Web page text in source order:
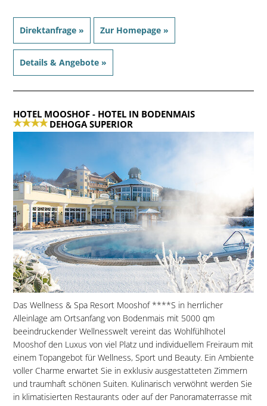
Direktanfrage » Zur Homepage »
Details & Angebote »
HOTEL MOOSHOF- HOTEL IN BODENMAIS
DEHOGA SUPERIOR
Das Wellness & Spa Resort Mooshof ****S in herrlicher
Alleinlage am Ortsanfang von Bodenmais mit 5000 qm
beeindruckender Wellnesswelt vereint das Wohlfühlhotel
Mooshof den Luxus von viel Platz und individuellem Freiraum mit
einem Topangebot für Wellness, Sport und Beauty. Ein Ambiente
voller Charme erwartet Sie in exklusiv ausgestatteten Zimmern
und traumhaft schönen Suiten. Kulinarisch verwöhnt werden Sie
in klimatisierten Restaurants oder auf der Panoramaterrasse mit